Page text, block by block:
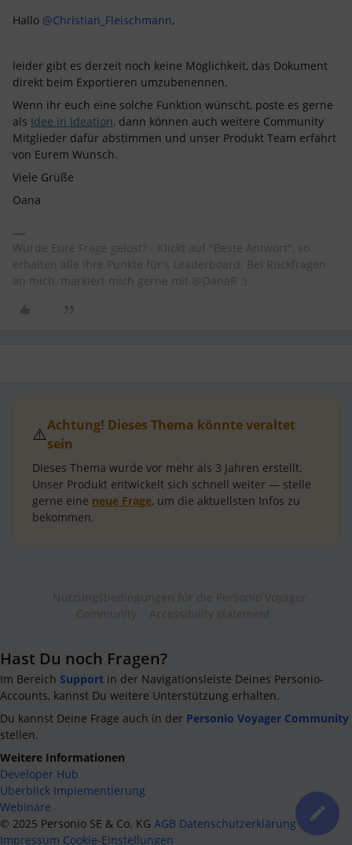
Hallo @Christian_Fleischmann,
leider gibt es derzeit noch keine Möglichkeit, das Dokument
direkt beim Exportieren umzubenennen.
Wenn ihr euch eine solche Funktion wünscht, poste es gerne
als Idee in Ideation, dann können auch weitere Community
Mitglieder dafür abstimmen und unser Produkt Team erfährt
von Eurem Wunsch.
Viele Grüße
Oana
Wurde Eure Frage gelöst? - Klickt auf "Beste Antwort", so
erhalten alle ihre Punkte für's Leaderboard. Bei Rückfragen
an mich, markiert mich gerne mit @OanaR :)
⚠️Achtung! Dieses Thema könnte veraltet
sein
Dieses Thema wurde vor mehr als 3 Jahren erstellt.
Unser Produkt entwickelt sich schnell weiter — stelle
gerne eine neue Frage, um die aktuellsten Infos zu
bekommen.
Hast Du noch Fragen?
Im Bereich Support in der Navigationsleiste Deines Personio-
Accounts, kannst Du weitere Unterstützung erhalten.
Du kannst Deine Frage auch in der Personio Voyager Community
stellen.
Weitere Informationen
Developer Hub
Überblick Implementierung
Webinare
© 2025 Personio SE & Co. KG AGB Datenschutzerklärung
Impressum Cookie-Einstellungen